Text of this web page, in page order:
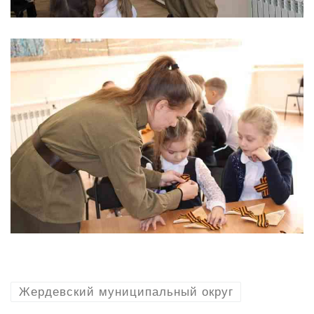
Жердевский муниципальный округ